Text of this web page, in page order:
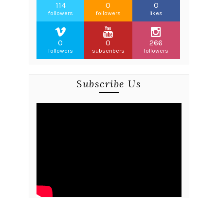
114
followers
0
followers
0
likes
0
followers
0
subscribers
266
followers
Subscribe Us